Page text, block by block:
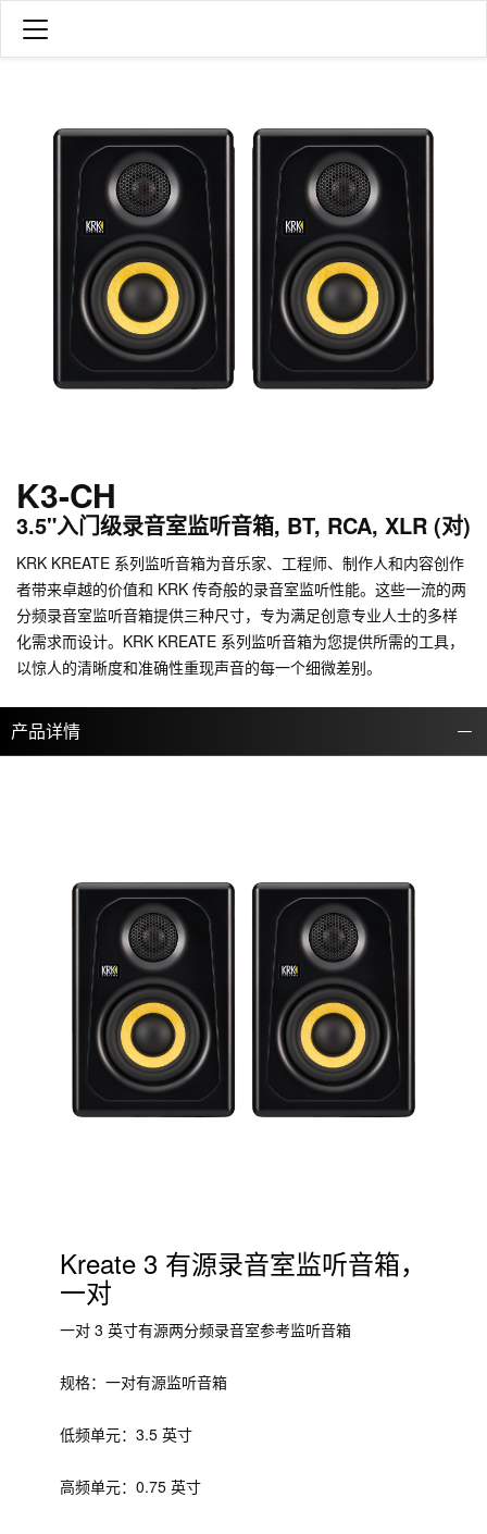
K3-CH
3.5"入门级录音室监听音箱, BT, RCA, XLR (对)
KRK KREATE 系列监听音箱为音乐家、工程师、制作人和内容创作
者带来卓越的价值和 KRK 传奇般的录音室监听性能。这些一流的两
分频录音室监听音箱提供三种尺寸，专为满足创意专业人士的多样
化需求而设计。KRK KREATE 系列监听音箱为您提供所需的工具，
以惊人的清晰度和准确性重现声音的每一个细微差别。
产品详情
Kreate 3 有源录音室监听音箱，
一对
一对 3 英寸有源两分频录音室参考监听音箱
规格：一对有源监听音箱
低频单元：3.5 英寸
高频单元：0.75 英寸